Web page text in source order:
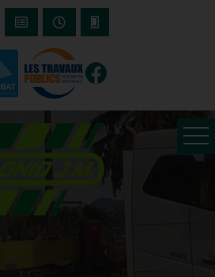
Tél : 04 93 31 84 89